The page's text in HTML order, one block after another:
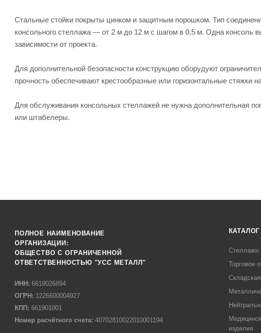
Стальные стойки покрыты цинком и защитным порошком. Тип
консольного стеллажа — от 2 м до 12 м с шагом в 0,5 м. Одна консоль
зависимости от проекта.
Для дополнительной безопасности конструкцию оборудуют
прочность обеспечивают крестообразные или горизонтальные стяжки
Для обслуживания консольных стеллажей не нужна дополнительная
или штабелеры.
ПОЛНОЕ НАИМЕНОВАНИЕ
ОРГАНИЗАЦИИ:
ОБЩЕСТВО С ОГРАНИЧЕННОЙ
ОТВЕТСТВЕННОСТЬЮ "УСС МЕТАЛЛ"
ИНН: 6619026894
ОГРН: 1226600004927
КПП: 661901001
Номер расчётного счета: 40702810022010001194
КАТАЛОГ
Стеллажи
Торговое
изделия